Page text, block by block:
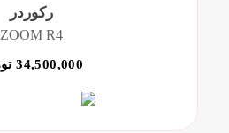
رکوردر
ZOOM R4
34,500,000 تومان